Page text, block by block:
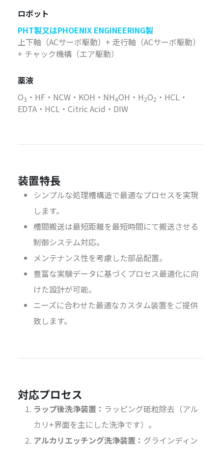
ロボット
PHT製又はPHOENIX ENGINEERING製
上下軸（ACサーボ駆動）+ 走行軸（ACサーボ駆動）
+ チャック機構（エア駆動）
薬液
O3 ・HF・NCW・KOH・NH4OH・H2O2 ・HCL・
EDTA・HCL・Citric Acid・DIW
装置特長
シンプルな処理槽構造で最適なプロセスを実現
します。
槽間搬送は最短距離を最短時間にて搬送させる
制御システム対応。
メンテナンス性を考慮した部品配置。
豊富な実験データに基づくプロセス最適化に向
けた設計が可能。
ニーズに合わせた最適なカスタム装置をご提供
致します。
対応プロセス
ラップ後洗浄装置： ラッピング砥粒除去（アル
カリ+界面を主にした洗浄です）。
アルカリエッチング洗浄装置： グラインディン